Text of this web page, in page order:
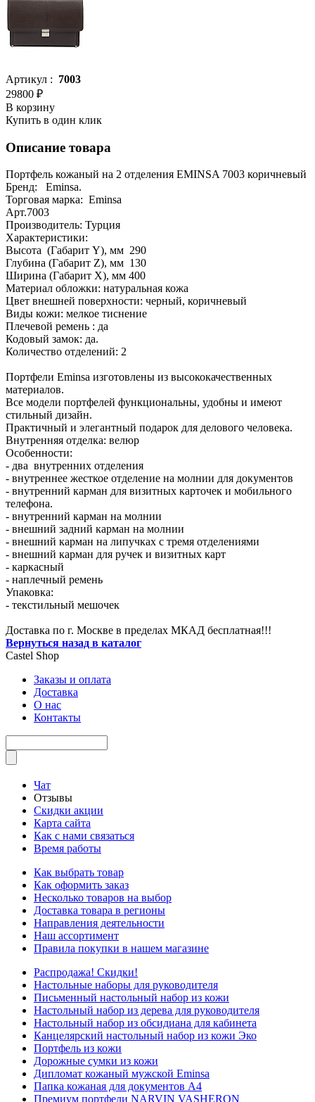
Артикул : 7003
29800 ₽
В корзину
Купить в один клик
Описание товара
Портфель кожаный на 2 отделения EMINSA 7003 коричневый
Бренд: Eminsa.
Торговая марка: Eminsa
Арт.7003
Производитель: Турция
Характеристики:
Высота (Габарит Y), мм 290
Глубина (Габарит Z), мм 130
Ширина (Габарит X), мм 400
Материал обложки: натуральная кожа
Цвет внешней поверхности: черный, коричневый
Виды кожи: мелкое тиснение
Плечевой ремень : да
Кодовый замок: да.
Количество отделений: 2
Портфели Eminsa изготовлены из высококачественных
материалов.
Все модели портфелей функциональны, удобны и имеют
стильный дизайн.
Практичный и элегантный подарок для делового человека.
Внутренняя отделка: велюр
Особенности:
- два внутренних отделения
- внутреннее жесткое отделение на молнии для документов
- внутренний карман для визитных карточек и мобильного
телефона.
- внутренний карман на молнии
- внешний задний карман на молнии
- внешний карман на липучках с тремя отделениями
- внешний карман для ручек и визитных карт
- каркасный
- наплечный ремень
Упаковка:
- текстильный мешочек
Доставка по г. Москве в пределах МКАД бесплатная!!!
Вернуться назад в каталог
Castel Shop
Заказы и оплата
Доставка
О нас
Контакты
Чат
Отзывы
Скидки акции
Карта сайта
Как с нами связаться
Время работы
Как выбрать товар
Как оформить заказ
Несколько товаров на выбор
Доставка товара в регионы
Направления деятельности
Наш ассортимент
Правила покупки в нашем магазине
Распродажа! Скидки!
Настольные наборы для руководителя
Письменный настольный набор из кожи
Настольный набор из дерева для руководителя
Настольный набор из обсидиана для кабинета
Канцелярский настольный набор из кожи Эко
Портфель из кожи
Дорожные сумки из кожи
Дипломат кожаный мужской Eminsa
Папка кожаная для документов А4
Премиум портфели NARVIN VASHERON